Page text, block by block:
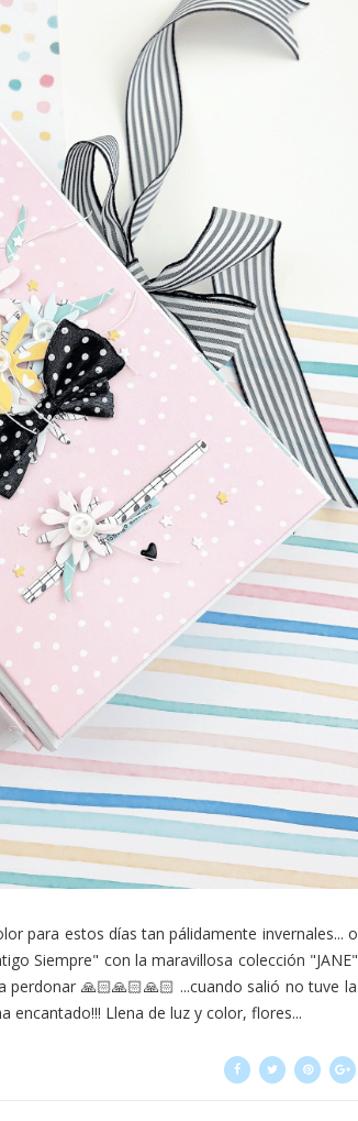
para estos días tan pálidamente invernales... o
Siempre" con la maravillosa colección "JANE"
🙏🏻🙏🏻🙏🏻 ...cuando salió no tuve la
encantado!!! Llena de luz y color, flores...